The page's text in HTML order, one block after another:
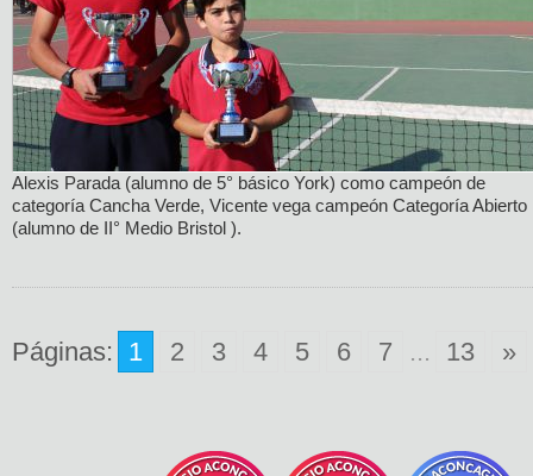
Alexis Parada (alumno de 5° básico York) como campeón de
categoría Cancha Verde, Vicente vega campeón Categoría Abierto
(alumno de II° Medio Bristol ).
Páginas: 1 2 3 4 5 6 7 ... 13 »